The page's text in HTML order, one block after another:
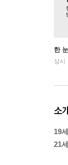
한
상시
소개
19
21